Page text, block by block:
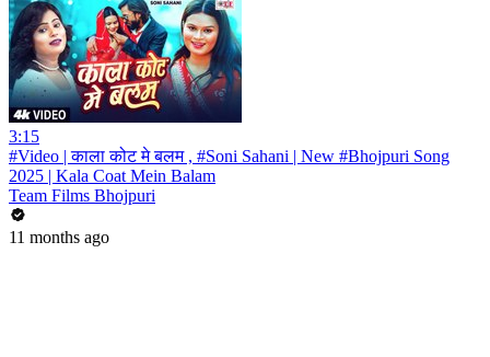
3:15
#Video | काला कोट मे बलम , #Soni Sahani | New #Bhojpuri Song
2025 | Kala Coat Mein Balam
Team Films Bhojpuri
11 months ago